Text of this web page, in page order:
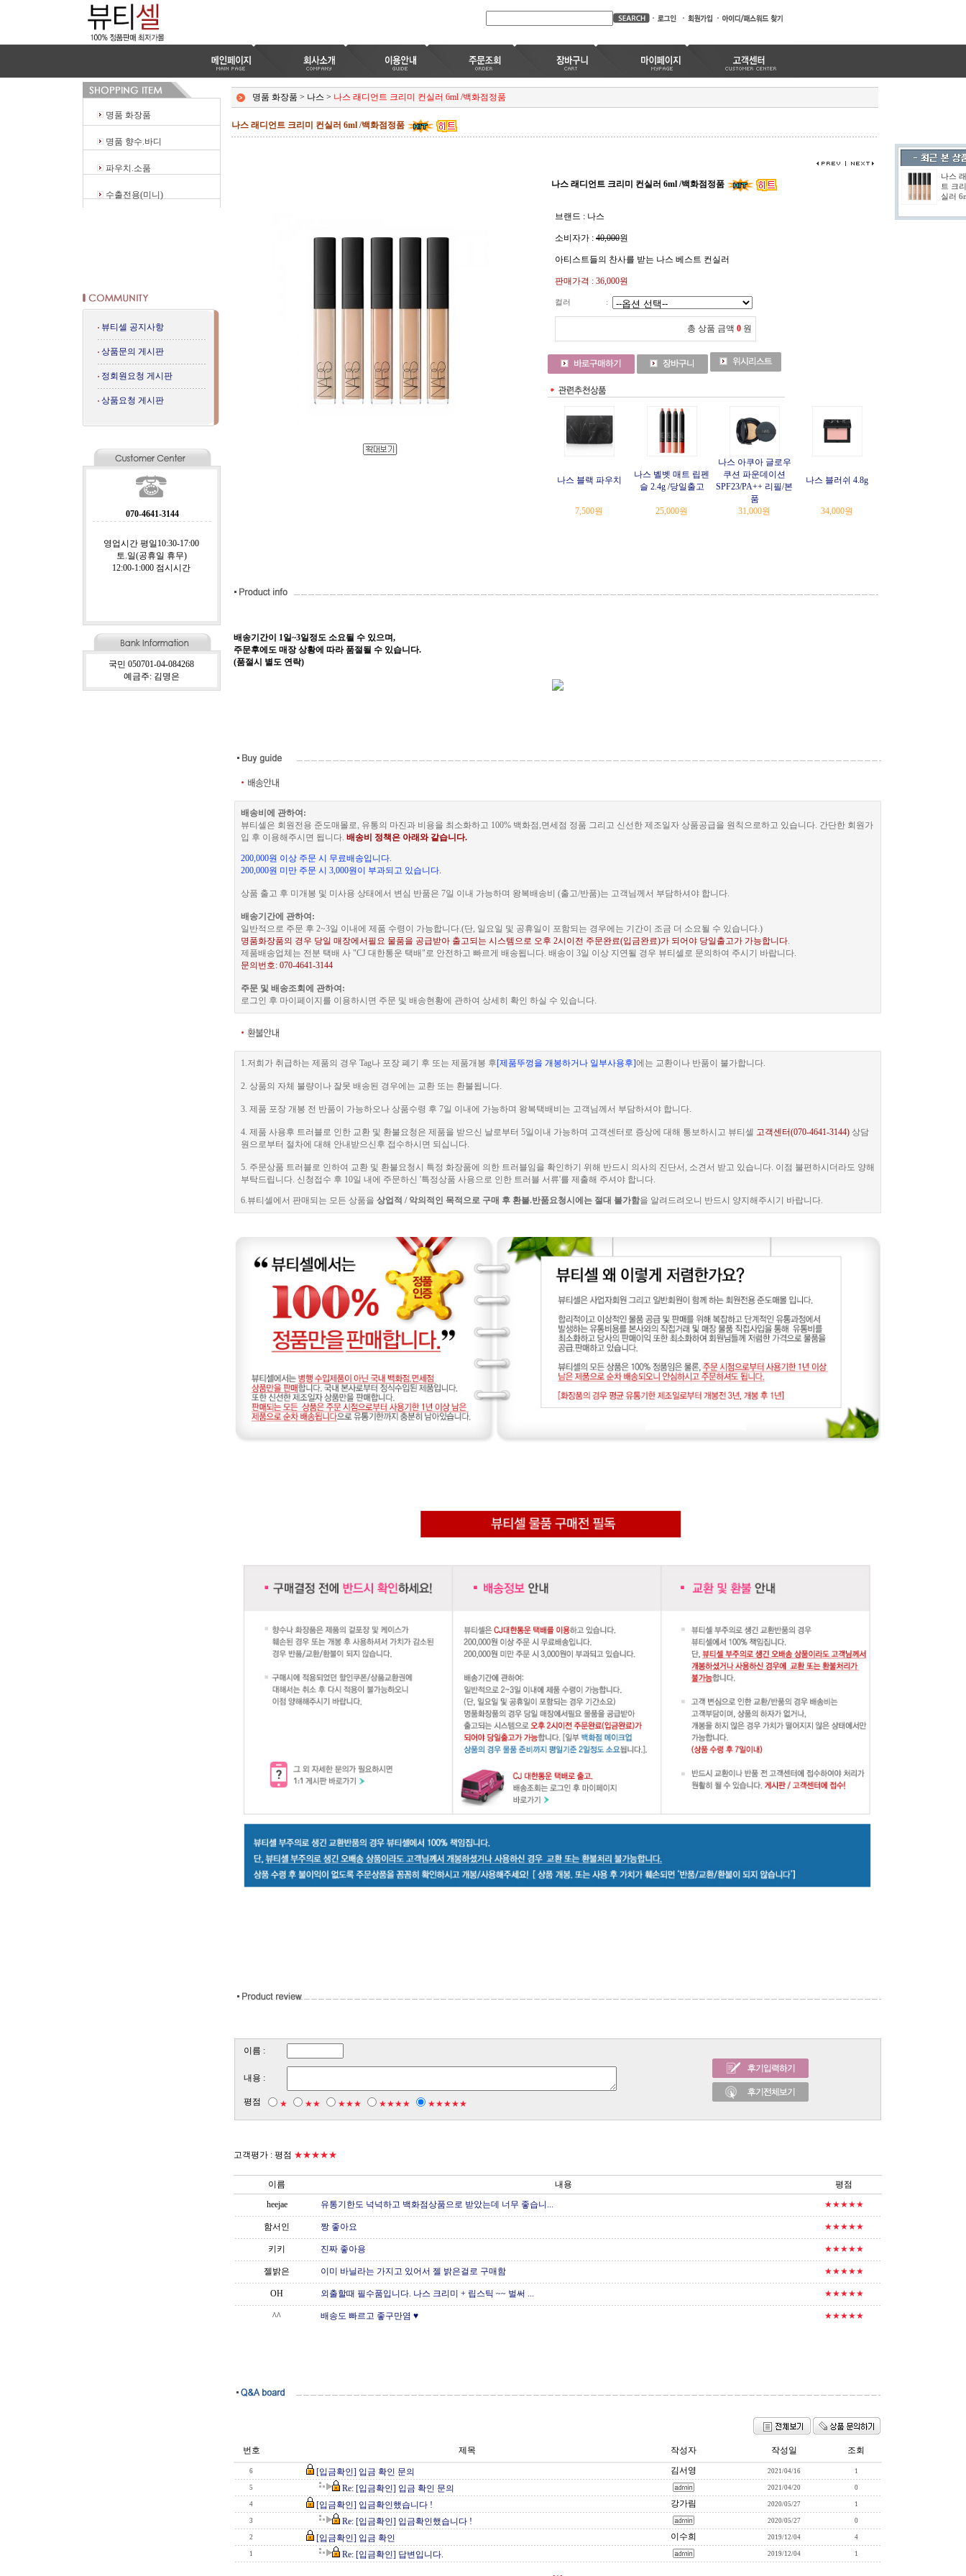
명품 화장품
명품 향수.바디
파우치.소품
수출전용(미니)
뷰티셀 공지사항
상품문의 게시판
정회원요청 게시판
상품요청 게시판
070-4641-3144
영업시간 평일10:30-17:00
토.일(공휴일 휴무)
12:00-1:000 점시시간
국민 050701-04-084268
예금주: 김명은
명품 화장품 > 나스 > 나스 래디언트 크리미 컨실러 6ml /백화점정품
나스 래디언트 크리미 컨실러 6ml /백화점정품
나스 래디언트 크리미 컨실러 6ml /백화점정품
브랜드 : 나스
소비자가 : 40,000원
아티스트들의 찬사를 받는 나스 베스트 컨실러
판매가격 : 36,000원
컬러 :
총 상품 금액 0 원
나스 블랙 파우치
나스 벨벳 매트 립펜
슬 2.4g /당일출고
나스 아쿠아 글로우
쿠션 파운데이션
SPF23/PA++ 리필/본
품
나스 블러쉬 4.8g
7,500원 25,000원 31,000원 34,000원
배송기간이 1일~3일정도 소요될 수 있으며,
주문후에도 매장 상황에 따라 품절될 수 있습니다.
(품절시 별도 연락)
배송비에 관하여:
뷰티셀은 회원전용 준도매몰로, 유통의 마진과 비용을 최소화하고 100% 백화점,면세점 정품 그리고 신선한 제조일자 상품공급을 원칙으로하고 있습니다. 간단한 회원가
입 후 이용해주시면 됩니다. 배송비 정책은 아래와 같습니다.
200,000원 이상 주문 시 무료배송입니다.
200,000원 미만 주문 시 3,000원이 부과되고 있습니다.
상품 출고 후 미개봉 및 미사용 상태에서 변심 반품은 7일 이내 가능하며 왕복배송비 (출고/반품)는 고객님께서 부담하셔야 합니다.
배송기간에 관하여:
일반적으로 주문 후 2~3일 이내에 제품 수령이 가능합니다.(단, 일요일 및 공휴일이 포함되는 경우에는 기간이 조금 더 소요될 수 있습니다.)
명품화장품의 경우 당일 매장에서필요 물품을 공급받아 출고되는 시스템으로 오후 2시이전 주문완료(입금완료)가 되어야 당일출고가 가능합니다.
제품배송업체는 전분 택배 사 "CJ 대한통운 택배"로 안전하고 빠르게 배송됩니다. 배송이 3일 이상 지연될 경우 뷰티셀로 문의하여 주시기 바랍니다.
문의번호: 070-4641-3144
주문 및 배송조회에 관하여:
로그인 후 마이페이지를 이용하시면 주문 및 배송현황에 관하여 상세히 확인 하실 수 있습니다.
1.저희가 취급하는 제품의 경우 Tag나 포장 폐기 후 또는 제품개봉 후[제품뚜껑을 개봉하거나 일부사용후]에는 교환이나 반품이 불가합니다.
2. 상품의 자체 불량이나 잘못 배송된 경우에는 교환 또는 환불됩니다.
3. 제품 포장 개봉 전 반품이 가능하오나 상품수령 후 7일 이내에 가능하며 왕복택배비는 고객님께서 부담하셔야 합니다.
4. 제품 사용후 트러블로 인한 교환 및 환불요청은 제품을 받으신 날로부터 5일이내 가능하며 고객센터로 증상에 대해 통보하시고 뷰티셀 고객센터(070-4641-3144)상담
원으로부터 절차에 대해 안내받으신후 접수하시면 되십니다.
5. 주문상품 트러블로 인하여 교환 및 환불요청시 특정 화장품에 의한 트러블임을 확인하기 위해 반드시 의사의 진단서, 소견서 받고 있습니다. 이점 불편하시더라도 양해
부탁드립니다. 신청접수 후 10일 내에 주문하신 '특정상품 사용으로 인한 트러블 서류'를 제출해 주셔야 합니다.
6.뷰티셀에서 판매되는 모든 상품을 상업적 / 악의적인 목적으로 구매 후 환불.반품요청시에는 절대 불가함을 알려드려오니 반드시 양지해주시기 바랍니다.
이름 :
내용 :
평점 ★ ★★ ★★★ ★★★★ ★★★★★
고객평가 : 평점 ★★★★★
이름 내용
평점
heejae
유통기한도 넉넉하고 백화점상품으로 받았는데 너무 좋습니... ★★★★★
함서인 짱 좋아요 ★★★★★
키키 진짜 좋아용 ★★★★★
젤밝은 이미 바닐라는 가지고 있어서 젤 밝은걸로 구매함 ★★★★★
OH 외출할때 필수품입니다. 나스 크리미 + 립스틱 ~~ 벌써 ... ★★★★★
^^ 배송도 빠르고 좋구만염 ♥ ★★★★★
번호 제목 작성자 작성일 조회
6 [입금확인] 입금 확인 문의 김서영 2021/04/16 1
5 Re: [입금확인] 입금 확인 문의 2021/04/20 0
4 [입금확인] 입금확인했습니다 ! 강가림 2020/05/27 1
3 Re: [입금확인] 입금확인했습니다 ! 2020/05/27 0
2 [입금확인] 입금 확인 이수희 2019/12/04 4
1 Re: [입금확인] 답변입니다. 2019/12/04 1
나스
트 크
실러